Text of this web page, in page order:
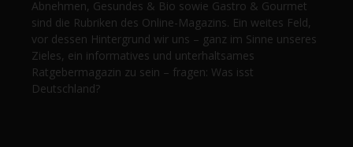
Abnehmen, Gesundes & Bio sowie Gastro & Gourmet
sind die Rubriken des Online-Magazins. Ein weites Feld,
vor dessen Hintergrund wir uns – ganz im Sinne unseres
Zieles, ein informatives und unterhaltsames
Ratgebermagazin zu sein – fragen: Was isst
Deutschland?